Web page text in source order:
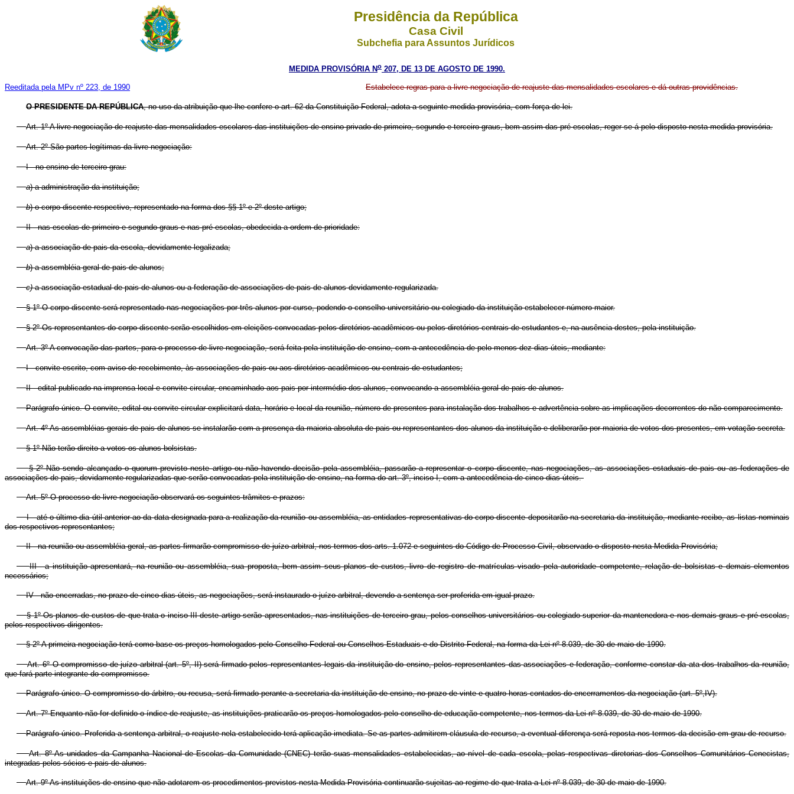
Presidência da República
Casa Civil
Subchefia para Assuntos Jurídicos
MEDIDA PROVISÓRIA No 207, DE 13 DE AGOSTO DE 1990.
Reeditada pela MPv nº 223, de 1990 Estabelece regras para a livre negociação de reajuste das mensalidades escolares e dá outras providências.
O PRESIDENTE DA REPÚBLICA, no uso da atribuição que lhe confere o art. 62 da Constituição Federal, adota a seguinte medida provisória, com força de lei.
Art. 1º A livre negociação de reajuste das mensalidades escolares das instituições de ensino privado de primeiro, segundo e terceiro graus, bem assim das pré-escolas, reger-se-á pelo disposto nesta medida provisória.
Art. 2º São partes legítimas da livre negociação:
I - no ensino de terceiro grau:
a) a administração da instituição;
b) o corpo discente respectivo, representado na forma dos §§ 1º e 2º deste artigo;
II - nas escolas de primeiro e segundo graus e nas pré-escolas, obedecida a ordem de prioridade:
a) a associação de pais da escola, devidamente legalizada;
b) a assembléia geral de pais de alunos;
c)a associação estadual de pais de alunos ou a federação de associações de pais de alunos devidamente regularizada.
§ 1º O corpo discente será representado nas negociações por três alunos por curso, podendo o conselho universitário ou colegiado da instituição estabelecer número maior.
§ 2º Os representantes do corpo discente serão escolhidos em eleições convocadas pelos diretórios acadêmicos ou pelos diretórios centrais de estudantes e, na ausência destes, pela instituição.
Art. 3º A convocação das partes, para o processo de livre negociação, será feita pela instituição de ensino, com a antecedência de pelo menos dez dias úteis, mediante:
I - convite escrito, com aviso de recebimento, às associações de pais ou aos diretórios acadêmicos ou centrais de estudantes;
II - edital publicado na imprensa local e convite-circular, encaminhado aos pais por intermédio dos alunos, convocando a assembléia geral de pais de alunos.
Parágrafo único. O convite, edital ou convite-circular explicitará data, horário e local da reunião, número de presentes para instalação dos trabalhos e advertência sobre as implicações decorrentes do não-comparecimento.
Art. 4º As assembléias gerais de pais de alunos se instalarão com a presença da maioria absoluta de pais ou representantes dos alunos da instituição e deliberarão por maioria de votos dos presentes, em votação secreta.
§ 1º Não terão direito a votos os alunos bolsistas.
§ 2º Não sendo alcançado o quorum previsto neste artigo ou não havendo decisão pela assembléia, passarão a representar o corpo discente, nas negociações, as associações estaduais de pais ou as federações de
associações de pais, devidamente regularizadas que serão convocadas pela instituição de ensino, na forma do art. 3º, inciso I, com a antecedência de cinco dias úteis.
Art. 5º O processo de livre negociação observará os seguintes trâmites e prazos:
I - até o último dia útil anterior ao da data designada para a realização da reunião ou assembléia, as entidades representativas do corpo discente depositarão na secretaria da instituição, mediante recibo, as listas nominais
dos respectivos representantes;
II - na reunião ou assembléia geral, as partes firmarão compromisso de juízo arbitral, nos termos dos arts. 1.072 e seguintes do Código de Processo Civil, observado o disposto nesta Medida Provisória;
III - a instituição apresentará, na reunião ou assembléia, sua proposta, bem assim seus planos de custos, livro de registro de matrículas visado pela autoridade competente, relação de bolsistas e demais elementos
necessários;
IV - não encerradas, no prazo de cinco dias úteis, as negociações, será instaurado o juízo arbitral, devendo a sentença ser proferida em igual prazo.
§ 1º Os planos de custos de que trata o inciso III deste artigo serão apresentados, nas instituições de terceiro grau, pelos conselhos universitários ou colegiado superior da mantenedora e nos demais graus e pré-escolas,
pelos respectivos dirigentes.
§ 2º A primeira negociação terá como base os preços homologados pelo Conselho Federal ou Conselhos Estaduais e do Distrito Federal, na forma da Lei nº 8.039, de 30 de maio de 1990.
Art. 6º O compromisso de juízo arbitral (art. 5º, II) será firmado pelos representantes legais da instituição do ensino, pelos representantes das associações e federação, conforme constar da ata dos trabalhos da reunião,
que fará parte integrante do compromisso.
Parágrafo único. O compromisso do árbitro, ou recusa, será firmado perante a secretaria da instituição de ensino, no prazo de vinte e quatro horas contados do encerramentos da negociação (art. 5º,IV).
Art. 7º Enquanto não for definido o índice de reajuste, as instituições praticarão os preços homologados pelo conselho de educação competente, nos termos da Lei nº 8.039, de 30 de maio de 1990.
Parágrafo único. Proferida a sentença arbitral, o reajuste nela estabelecido terá aplicação imediata. Se as partes admitirem cláusula de recurso, a eventual diferença será reposta nos termos da decisão em grau de recurso.
Art. 8º As unidades da Campanha Nacional de Escolas da Comunidade (CNEC) terão suas mensalidades estabelecidas, ao nível de cada escola, pelas respectivas diretorias dos Conselhos Comunitários Cenecistas,
integradas pelos sócios e pais de alunos.
Art. 9º As instituições de ensino que não adotarem os procedimentos previstos nesta Medida Provisória continuarão sujeitas ao regime de que trata a Lei nº 8.039, de 30 de maio de 1990.